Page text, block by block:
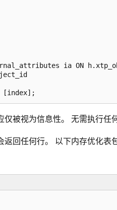
ia ON
被视为信息性。 无需执行任
回任何行。 以下内存优化表